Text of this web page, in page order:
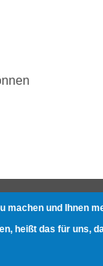
und Ihnen
heißt das für uns,